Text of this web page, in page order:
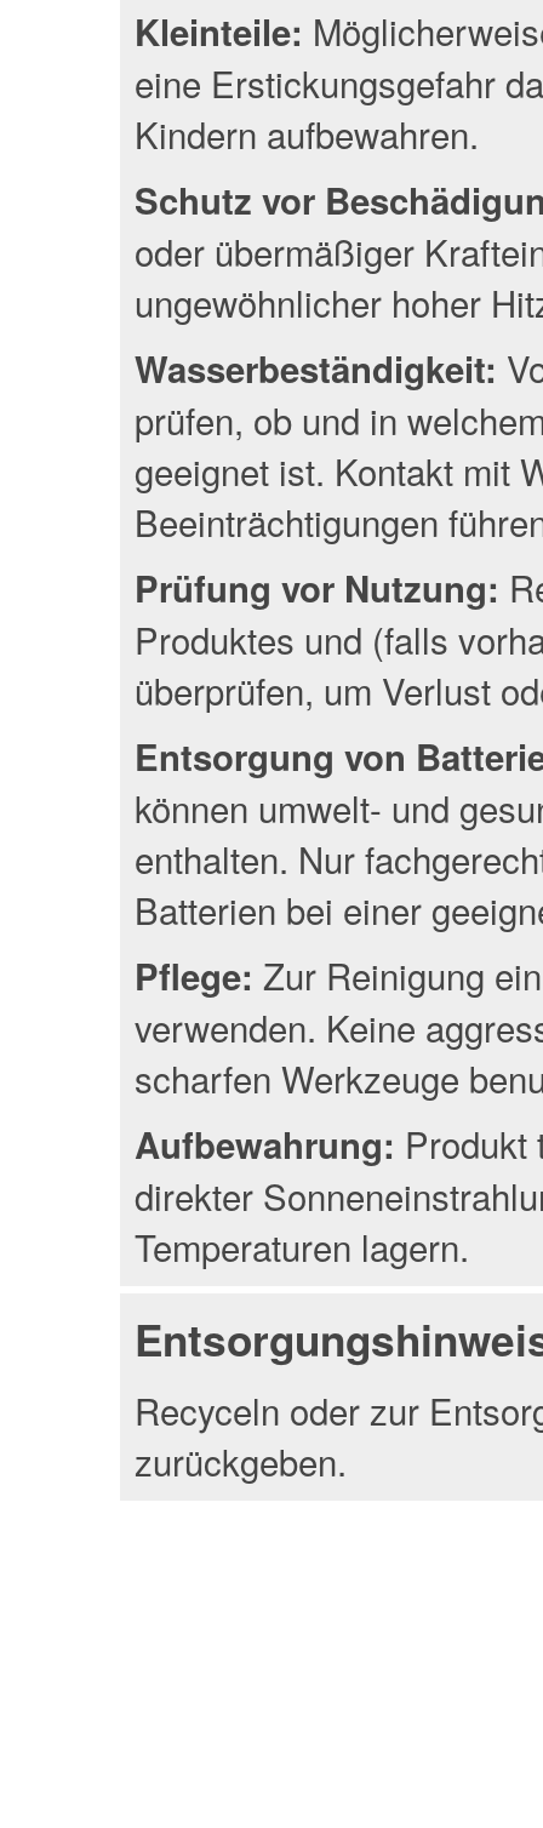
Kleinteile:
eine Erstickungsgefahr
Kindern aufbewahren.
Schutz vor
oder übermäßiger
ungewöhnlicher hoher
Wasserbeständigkeit:
prüfen, ob und in
geeignet ist. Kontakt mit
Beeinträchtigungen
Prüfung vor Nutzung:
Produktes und (falls
überprüfen, um Verlust
Entsorgung von
können umwelt- und
enthalten. Nur
Batterien bei einer
Pflege: Zur Reinigung
verwenden. Keine
scharfen Werkzeuge
Aufbewahrung: Produkt
direkter
Temperaturen lagern.
Recyceln oder zur
zurückgeben.